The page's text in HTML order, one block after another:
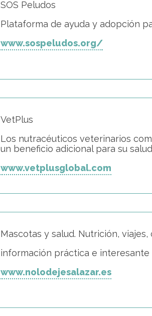
SOS Peludos
Plataforma de ayuda y adopción
www.sospeludos.org/
VetPlus
Los nutracéuticos veterinarios
un beneficio adicional para su
www.vetplusglobal.com
Mascotas y salud. Nutrición, viajes,
información práctica e interesante
www.nolodejesalazar.es